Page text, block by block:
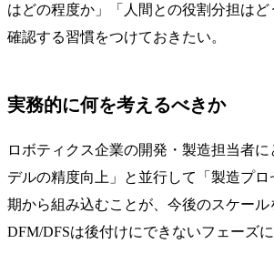
はどの程度か」「人間との役割分担は
確認する習慣をつけておきたい。
実務的に何を考えるべきか
ロボティクス企業の開発・製造担当者
デルの精度向上」と並行して「製造プ
期から組み込むことが、今後のスケール
DFM/DFSは後付けにできないフェーズに